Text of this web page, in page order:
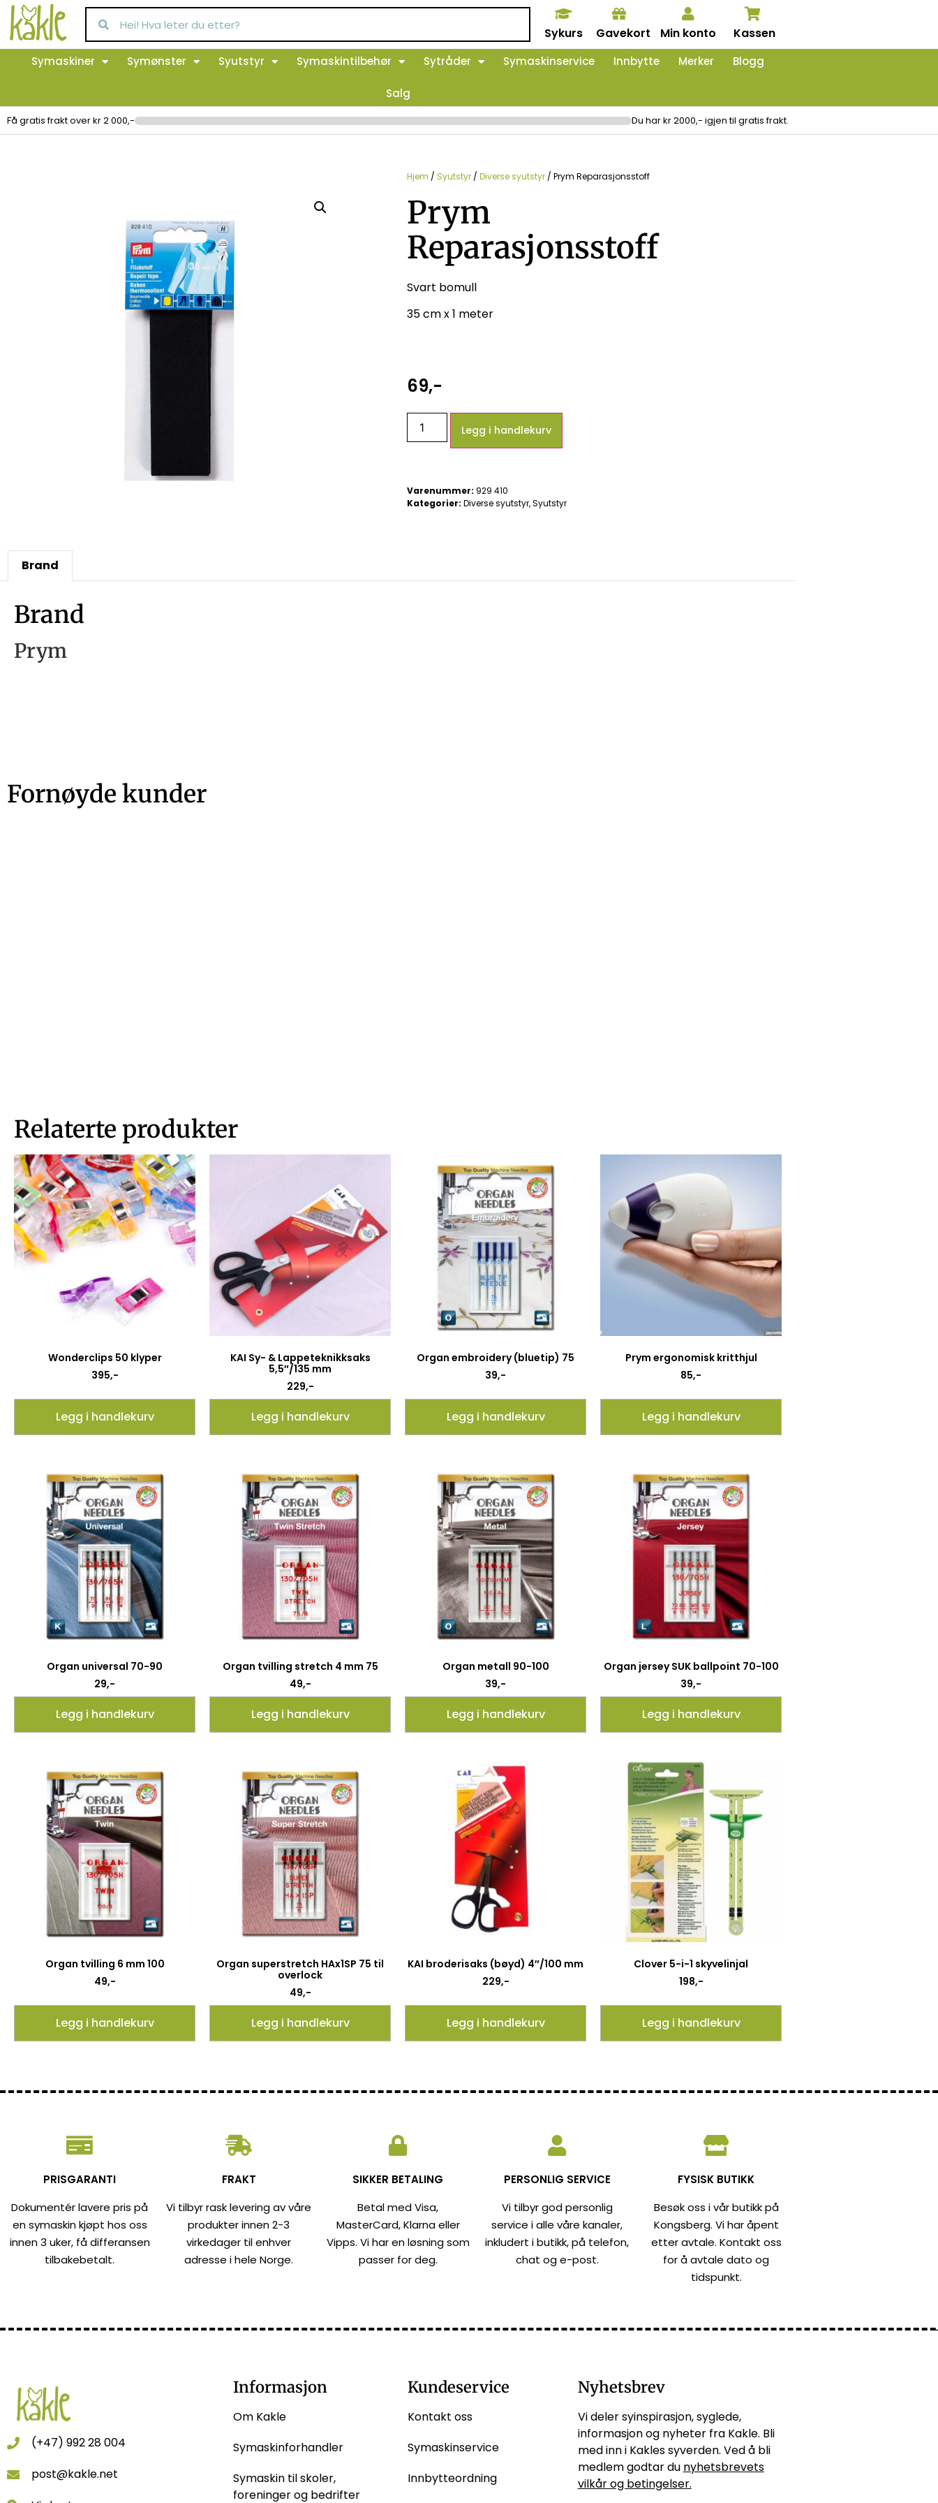
Sykurs Gavekort Min konto Kassen
Symaskiner Symønster Syutstyr Symaskintilbehør Sytråder Symaskinservice Innbytte Merker Blogg
Salg
Få gratis frakt over kr 2 000,- Du har kr 2000,- igjen til gratis frakt.
Hjem / Syutstyr / Diverse syutstyr / Prym Reparasjonsstoff
Prym
Reparasjonsstoff
Svart bomull
35 cm x 1 meter
69,-
Legg i handlekurv
Varenummer: 929 410
Kategorier: Diverse syutstyr,Syutstyr
Brand
Brand
Prym
Fornøyde kunder
Relaterte produkter
Wonderclips 50 klyper
395,-
Legg i handlekurv
KAI Sy- & Lappeteknikksaks
5,5″/135 mm
229,-
Legg i handlekurv
Organ embroidery (bluetip) 75
39,-
Legg i handlekurv
Prym ergonomisk kritthjul
85,-
Legg i handlekurv
Organ universal 70-90
29,-
Legg i handlekurv
Organ tvilling stretch 4 mm 75
49,-
Legg i handlekurv
Organ metall 90-100
39,-
Legg i handlekurv
Organ jersey SUK ballpoint 70-100
39,-
Legg i handlekurv
Organ tvilling 6 mm 100
49,-
Legg i handlekurv
Organ superstretch HAx1SP 75 til
overlock
49,-
Legg i handlekurv
KAI broderisaks (bøyd) 4″/100 mm
229,-
Legg i handlekurv
Clover 5-i-1 skyvelinjal
198,-
Legg i handlekurv
PRISGARANTI
Dokumentér lavere pris på
en symaskin kjøpt hos oss
innen 3 uker, få differansen
tilbakebetalt.
FRAKT
Vi tilbyr rask levering av våre
produkter innen 2-3
virkedager til enhver
adresse i hele Norge.
SIKKER BETALING
Betal med Visa,
MasterCard, Klarna eller
Vipps. Vi har en løsning som
passer for deg.
PERSONLIG SERVICE
Vi tilbyr god personlig
service i alle våre kanaler,
inkludert i butikk, på telefon,
chat og e-post.
FYSISK BUTIKK
Besøk oss i vår butikk på
Kongsberg. Vi har åpent
etter avtale. Kontakt oss
for å avtale dato og
tidspunkt.
(+47) 992 28 004
post@kakle.net
Informasjon
Om Kakle
Symaskinforhandler
Symaskin til skoler,
foreninger og bedrifter
Kundeservice
Kontakt oss
Symaskinservice
Innbytteordning
Nyhetsbrev
Vi deler syinspirasjon, syglede,
informasjon og nyheter fra Kakle. Bli
med inn i Kakles syverden. Ved å bli
medlem godtar du nyhetsbrevets
vilkår og betingelser.